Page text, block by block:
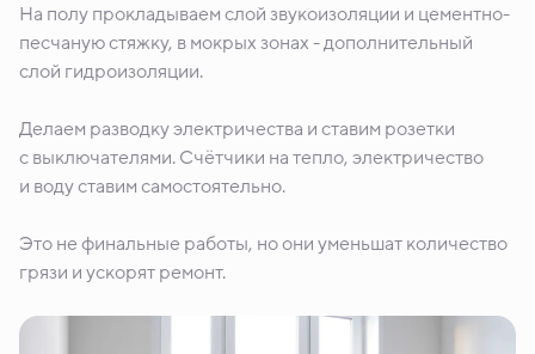
На полу прокладываем слой звукоизоляции и цементно-
песчаную стяжку, в мокрых зонах - дополнительный
слой гидроизоляции.
Делаем разводку электричества и ставим розетки
с выключателями. Счётчики на тепло, электричество
и воду ставим самостоятельно.
Это не финальные работы, но они уменьшат количество
грязи и ускорят ремонт.